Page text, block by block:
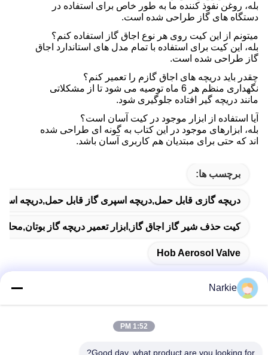
بله، روغن نفوذ کننده ما به طور خاص برای استفاده در
دستگاه های گاز طراحی شده است.
میتونم از این کیت روی هر نوع اجاق گاز استفاده کنم؟
بله، این کیت برای استفاده با تمام مدل های استاندارد اجاق
گاز طراحی شده است.
چقدر باید دریچه های اجاق گازم را تعمیر کنم؟
نگهداری منظم هر 6 ماه توصیه می شود تا از مشکلاتی
مانند دریچه گیر افتاده جلوگیری شود.
آیا استفاده از ابزار موجود در کیت آسان است؟
بله، ابزارهای موجود در این کتاب به گونه ای طراحی شده
اند که حتی برای مبتدیان هم کاربری آسان باشد.
برچسب ها:
دریچه گازی قابل حمل,دریچه اسپری گاز قابل حمل,دریچه
کیت حذف شیر گاز اجاق گاز,ابزار تعمیر دریچه گاز
Hob Aerosol Valve
Narkie
1:52 PM
Good day, what product are you looking for?